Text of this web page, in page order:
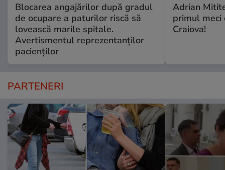
Blocarea angajărilor după gradul
de ocupare a paturilor riscă să
lovească marile spitale.
Avertismentul reprezentanților
pacienților
Adrian
primul meci
Craiova!
PARTENERI